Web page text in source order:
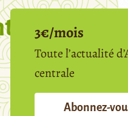
3€/mois
Toute l’actualité
centrale
Abonnez-